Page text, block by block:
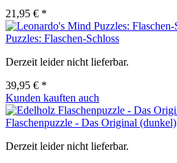
21,95 € *
Puzzles: Flaschen-Schloss
Derzeit leider nicht lieferbar.
39,95 € *
Kunden kauften auch
Flaschenpuzzle - Das Original (dunkel)
Derzeit leider nicht lieferbar.